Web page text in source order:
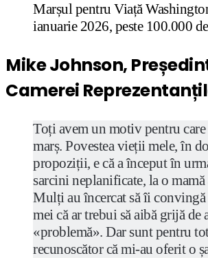
Marșul pentru Viață
ianuarie 2026, peste 100.000
Mike Johnson,
Camerei
Toți avem un motiv pentru
marș. Povestea vieții mele, în
propoziții, e că a început în
sarcini neplanificate, la o mamă
Mulți au încercat să îi
mei că ar trebui să aibă grijă de
«problemă». Dar sunt pentru
recunoscător că mi-au oferit o